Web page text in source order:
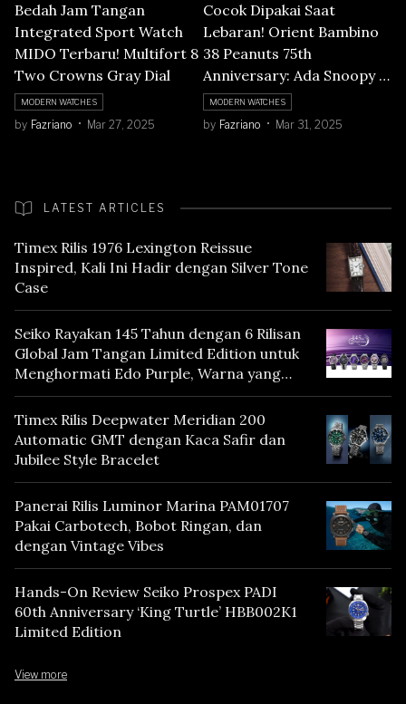
Bedah Jam Tangan
Integrated Sport Watch
MIDO Terbaru! Multifort 8
Two Crowns Gray Dial
MODERN WATCHES
by Fazriano Mar 27, 2025
Cocok Dipakai Saat
Lebaran! Orient Bambino
38 Peanuts 75th
Anniversary: Ada Snoopy di
Dial!
MODERN WATCHES
by Fazriano Mar 31, 2025
LATEST ARTICLES
Timex Rilis 1976 Lexington Reissue
Inspired, Kali Ini Hadir dengan Silver Tone
Case
Seiko Rayakan 145 Tahun dengan 6 Rilisan
Global Jam Tangan Limited Edition untuk
Menghormati Edo Purple, Warna yang
Mencerminkan Warisan Tokyo
Timex Rilis Deepwater Meridian 200
Automatic GMT dengan Kaca Safir dan
Jubilee Style Bracelet
Panerai Rilis Luminor Marina PAM01707
Pakai Carbotech, Bobot Ringan, dan
dengan Vintage Vibes
Hands-On Review Seiko Prospex PADI
60th Anniversary ‘King Turtle’ HBB002K1
Limited Edition
View more